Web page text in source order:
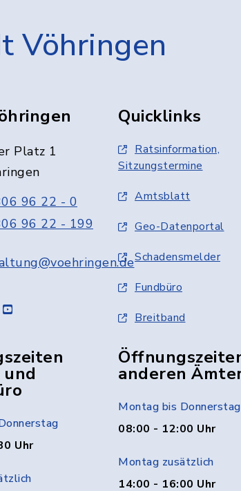
Vöhringen
Platz 1
96 22 - 0
96 22 - 199
youtube
Quicklinks
Ratsinformation,
Sitzungstermine
Amtsblatt
Geo-Datenportal
Schadensmelder
Fundbüro
Breitband
Uhr
anderen
Montag bis Donnerstag
08:00 - 12:00 Uhr
Montag zusätzlich
14:00 - 16:00 Uhr